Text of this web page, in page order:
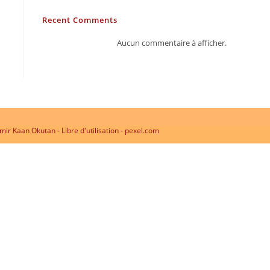
Recent Comments
Aucun commentaire à afficher.
Kaan Okutan - Libre d'utilisation - pexel.com